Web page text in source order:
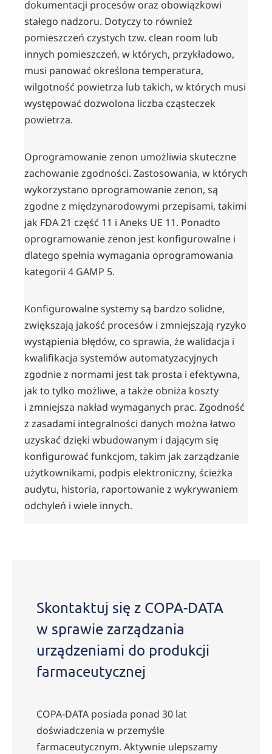
dokumentacji procesów oraz obowiązkowi
stałego nadzoru. Dotyczy to również
pomieszczeń czystych tzw. clean room lub
innych pomieszczeń, w których, przykładowo,
musi panować określona temperatura,
wilgotność powietrza lub takich, w których musi
występować dozwolona liczba cząsteczek
powietrza.
Oprogramowanie zenon umożliwia skuteczne
zachowanie zgodności. Zastosowania, w których
wykorzystano oprogramowanie zenon, są
zgodne z międzynarodowymi przepisami, takimi
jak FDA 21 część 11 i Aneks UE 11. Ponadto
oprogramowanie zenon jest konfigurowalne i
dlatego spełnia wymagania oprogramowania
kategorii 4 GAMP 5.
Konfigurowalne systemy są bardzo solidne,
zwiększają jakość procesów i zmniejszają ryzyko
wystąpienia błędów, co sprawia, że walidacja i
kwalifikacja systemów automatyzacyjnych
zgodnie z normami jest tak prosta i efektywna,
jak to tylko możliwe, a także obniża koszty
i zmniejsza nakład wymaganych prac. Zgodność
z zasadami integralności danych można łatwo
uzyskać dzięki wbudowanym i dającym się
konfigurować funkcjom, takim jak zarządzanie
użytkownikami, podpis elektroniczny, ścieżka
audytu, historia, raportowanie z wykrywaniem
odchyleń i wiele innych.
Skontaktuj się z COPA-DATA
w sprawie zarządzania
urządzeniami do produkcji
farmaceutycznej
COPA-DATA posiada ponad 30 lat
doświadczenia w przemyśle
farmaceutycznym. Aktywnie ulepszamy